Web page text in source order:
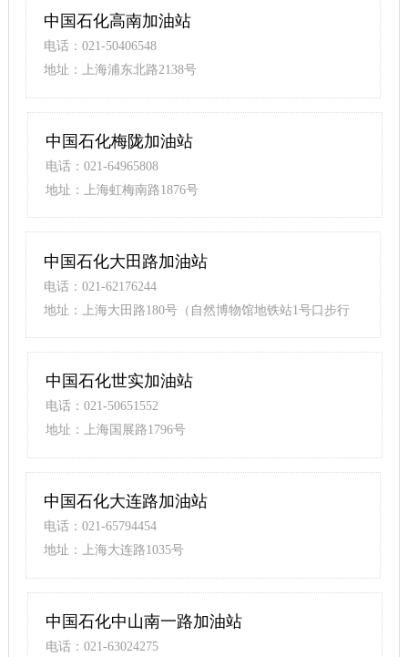
中国石化高南加油站
电话：021-50406548
地址：上海浦东北路2138号
中国石化梅陇加油站
电话：021-64965808
地址：上海虹梅南路1876号
中国石化大田路加油站
电话：021-62176244
地址：上海大田路180号（自然博物馆地铁站1号口步行
中国石化世实加油站
电话：021-50651552
地址：上海国展路1796号
中国石化大连路加油站
电话：021-65794454
地址：上海大连路1035号
中国石化中山南一路加油站
电话：021-63024275